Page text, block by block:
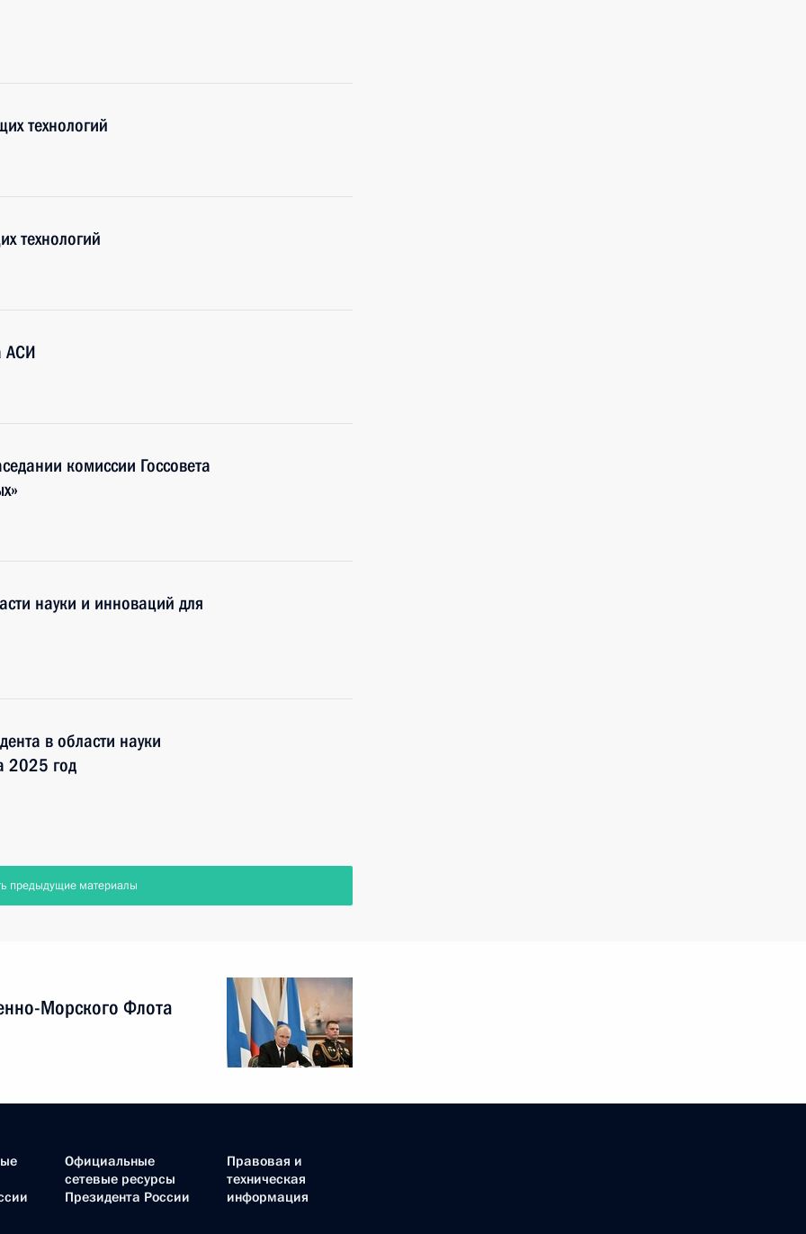
технологий
технологий
АСИ
комиссии Госсовета
науки и инноваций для
в области науки
2025 год
предыдущие материалы
Морского Флота
Официальные
сетевые ресурсы
Президента России
Правовая и
техническая
информация